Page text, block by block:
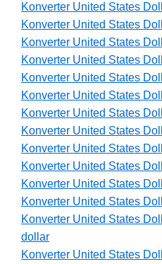
Konverter United States
Konverter United States
Konverter United States
Konverter United States
Konverter United States
Konverter United States
Konverter United States
Konverter United States
Konverter United States
Konverter United States
Konverter United States
Konverter United States
Konverter United States
dollar
Konverter United States